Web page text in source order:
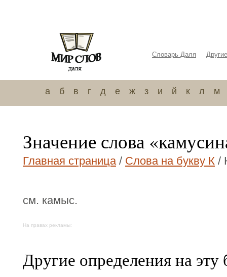
Словарь Даля
а б в г д е ж з и й к л м
Значение слова
Главная страница/ Слова на букву К /
см. камыс.
На правах рекламы:
Другие определения на эту